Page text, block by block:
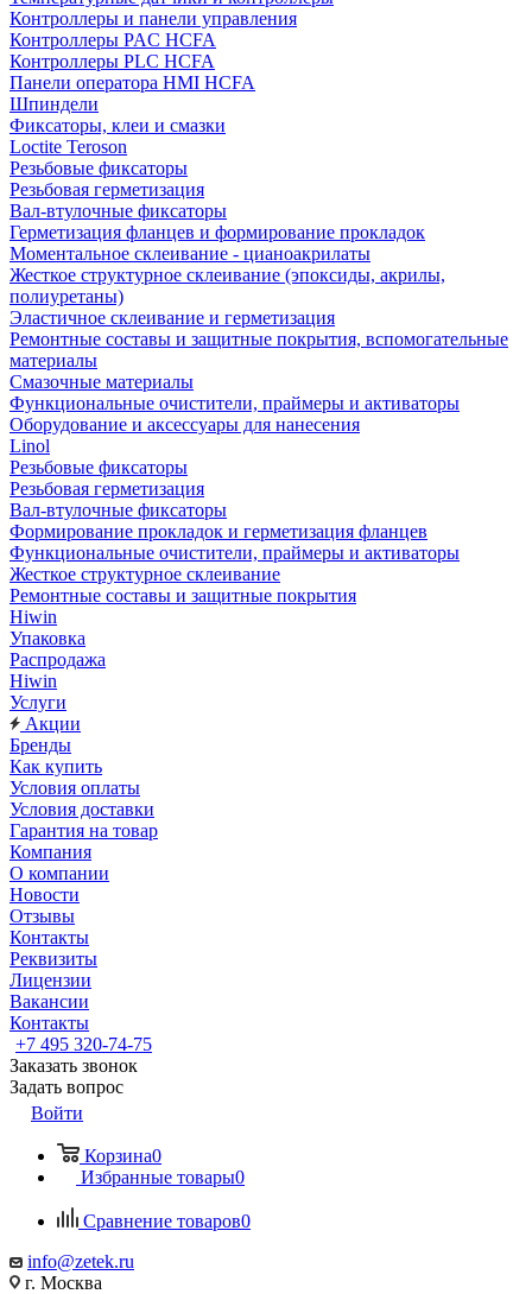
Контроллеры и панели управления
Контроллеры PAC HCFA
Контроллеры PLC HCFA
Панели оператора HMI HCFA
Шпиндели
Фиксаторы, клеи и смазки
Loctite Teroson
Резьбовые фиксаторы
Резьбовая герметизация
Вал-втулочные фиксаторы
Герметизация фланцев и формирование прокладок
Моментальное склеивание - цианоакрилаты
Жесткое структурное склеивание (эпоксиды, акрилы,
полиуретаны)
Эластичное склеивание и герметизация
Ремонтные составы и защитные покрытия, вспомогательные
материалы
Смазочные материалы
Функциональные очистители, праймеры и активаторы
Оборудование и аксессуары для нанесения
Linol
Резьбовые фиксаторы
Резьбовая герметизация
Вал-втулочные фиксаторы
Формирование прокладок и герметизация фланцев
Функциональные очистители, праймеры и активаторы
Жесткое структурное склеивание
Ремонтные составы и защитные покрытия
Hiwin
Упаковка
Распродажа
Hiwin
Услуги
Акции
Бренды
Как купить
Условия оплаты
Условия доставки
Гарантия на товар
Компания
О компании
Новости
Отзывы
Контакты
Реквизиты
Лицензии
Вакансии
Контакты
+7 495 320-74-75
Заказать звонок
Задать вопрос
Войти
Корзина0
Избранные товары0
Сравнение товаров0
info@zetek.ru
г. Москва